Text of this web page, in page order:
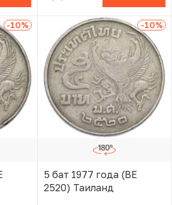
-10% -10%
5 бат 1977 года (BE
2520) Таиланд